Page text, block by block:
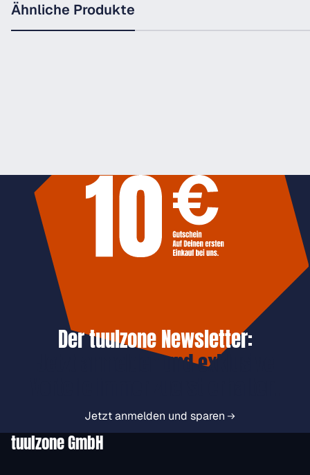
Ähnliche Produkte
Der tuulzone Newsletter:
Jetzt anmelden und exklusive
Jetzt anmelden und sparen
tuulzone GmbH